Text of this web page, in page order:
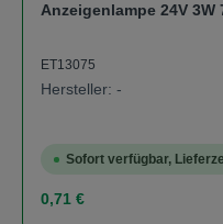
Anzeigenlampe 24V 3W
ET13075
Hersteller: -
Sofort verfügbar,
Regulärer Preis:
0,71 €